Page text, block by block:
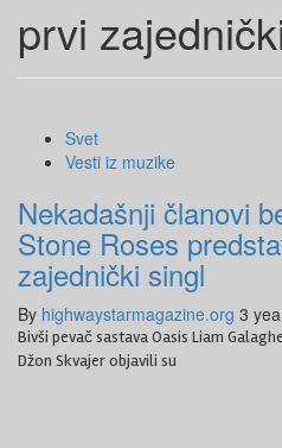
prvi
Svet
Vesti iz muzike
Nekadašnji članovi
Stone Roses
zajednički singl
By highwaystarmagazine.org 3
Bivši pevač sastava Oasis Liam
Džon Skvajer objavili su